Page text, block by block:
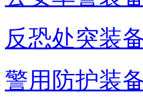
反恐处突装
警用防护装